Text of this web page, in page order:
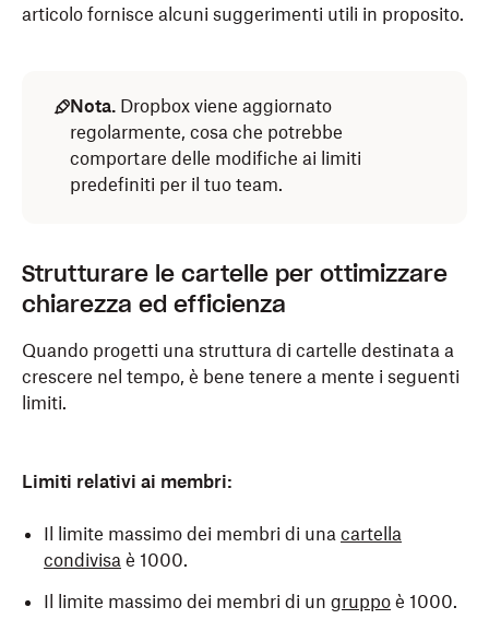
articolo fornisce alcuni suggerimenti utili in proposito.
Nota. Dropbox viene aggiornato
regolarmente, cosa che potrebbe
comportare delle modifiche ai limiti
predefiniti per il tuo team.
Strutturare le cartelle per ottimizzare
chiarezza ed efficienza
Quando progetti una struttura di cartelle destinata a
crescere nel tempo, è bene tenere a mente i seguenti
limiti.
Limiti relativi ai membri:
Il limite massimo dei membri di una cartella
condivisa è 1000.
Il limite massimo dei membri di un gruppo è 1000.